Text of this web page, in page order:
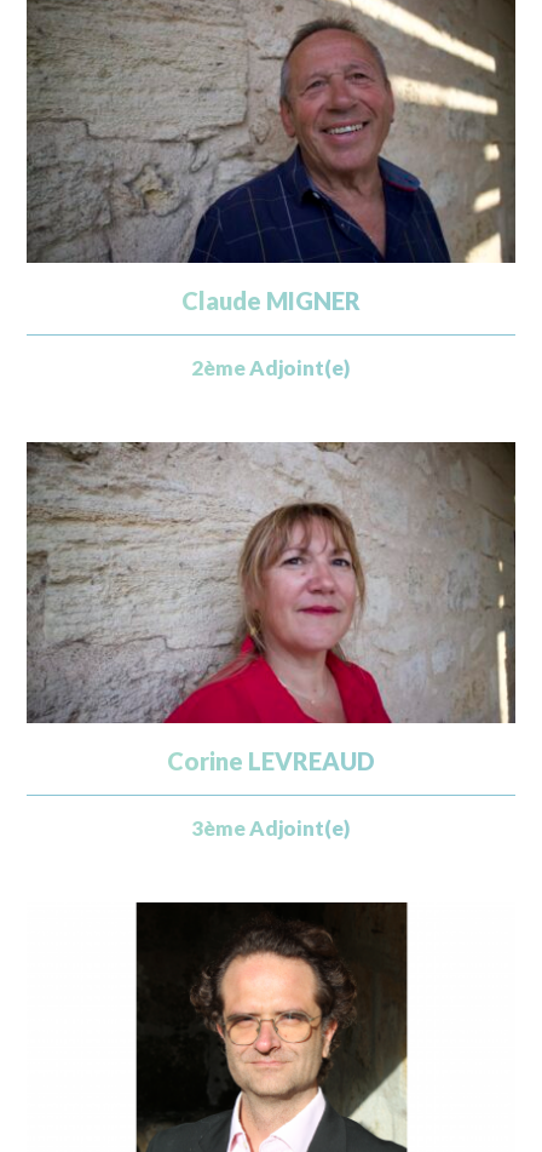
Claude MIGNER
2ème Adjoint(e)
Corine LEVREAUD
3ème Adjoint(e)